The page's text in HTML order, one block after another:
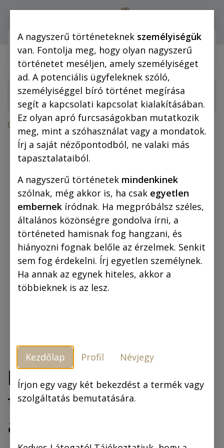
0
Webshop (mobilra)
Összes termék
Rejtő-regények
Rejtő Jenő: A tizennégy karátos autó (regény)
Rejtő Jenő: A
tizennégy karátos
autó (regény)
A nagyszerű történeteknek személyiségük
van. Fontolja meg, hogy olyan nagyszerű
történetet meséljen, amely személyiséget
ad. A potenciális ügyfeleknek szóló,
személyiséggel bíró történet megírása
segít a kapcsolati kapcsolat kialakításában.
Ez olyan apró furcsaságokban mutatkozik
meg, mint a szóhasználat vagy a mondatok.
Írj a saját nézőpontodból, ne valaki más
tapasztalataiból.
A nagyszerű történetek mindenkinek
szólnak, még akkor is, ha csak egyetlen
embernek íródnak. Ha megpróbálsz széles,
általános közönségre gondolva írni, a
történeted hamisnak fog hangzani, és
hiányozni fognak belőle az érzelmek. Senkit
sem fog érdekelni. Írj egyetlen személynek.
Ha annak az egynek hiteles, akkor a
többieknek is az lesz.
Kezdőlap Profil Névjegy
Írjon egy vagy két bekezdést a termék vagy
szolgáltatás bemutatására.